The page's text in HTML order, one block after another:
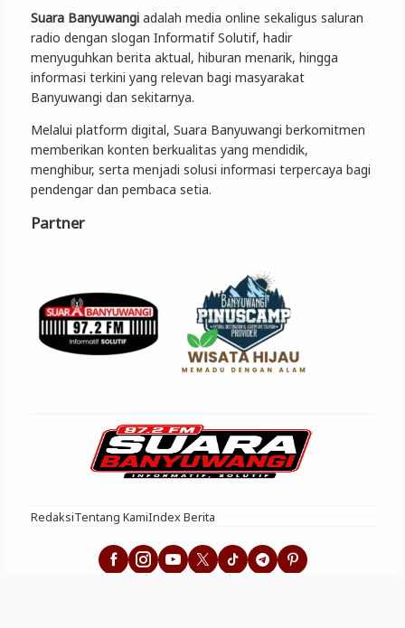
Suara Banyuwangiadalah media online sekaligus saluran
radio dengan slogan Informatif Solutif, hadir
menyuguhkan berita aktual, hiburan menarik, hingga
informasi terkini yang relevan bagi masyarakat
Banyuwangi dan sekitarnya.
Melalui platform digital, Suara Banyuwangi berkomitmen
memberikan konten berkualitas yang mendidik,
menghibur, serta menjadi solusi informasi terpercaya bagi
pendengar dan pembaca setia.
Partner
RedaksiTentang KamiIndex Berita